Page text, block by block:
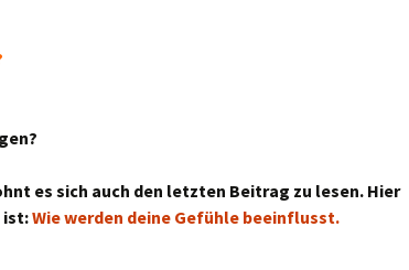
es sich auch den letzten Beitrag zu lesen. Hier
ist:Wie werden deine Gefühle beeinflusst.
war